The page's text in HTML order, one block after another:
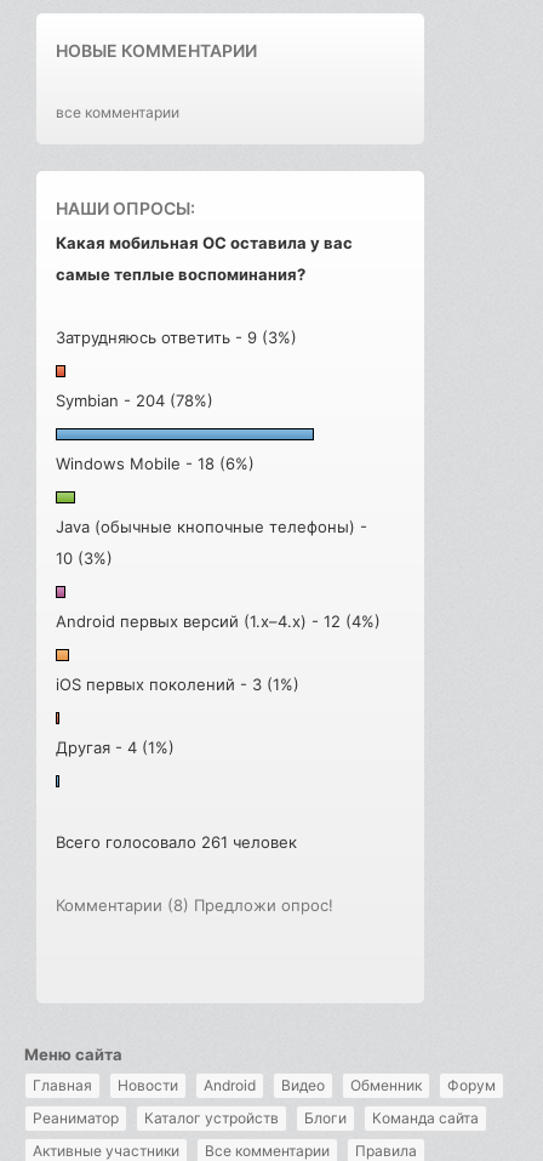
НОВЫЕ КОММЕНТАРИИ
все комментарии
НАШИ ОПРОСЫ:
Какая мобильная ОС оставила у вас
самые теплые воспоминания?
Затрудняюсь ответить - 9 (3%)
Symbian - 204 (78%)
Windows Mobile - 18 (6%)
Java (обычные кнопочные телефоны) -
10 (3%)
Android первых версий (1.x–4.x) - 12 (4%)
iOS первых поколений - 3 (1%)
Другая - 4 (1%)
Всего голосовало 261 человек
Комментарии (8) Предложи опрос!
Меню сайта
Главная Новости Android Видео Обменник
Форум
Реаниматор
Каталог устройств Блоги
Команда сайта
Активные участники
Все комментарии Правила